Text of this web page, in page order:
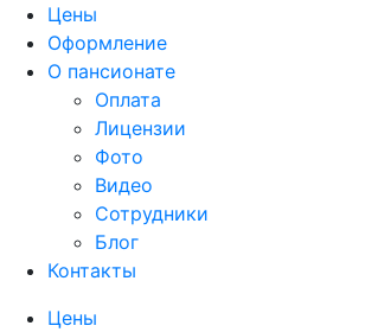
Цены
Оформление
О пансионате
Оплата
Лицензии
Фото
Видео
Сотрудники
Блог
Контакты
Цены